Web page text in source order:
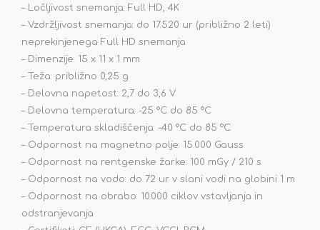
– Ločljivost snemanja: Full HD, 4K
– Vzdržljivost snemanja: do 17.520 ur (približno 2 leti)
neprekinjenega Full HD snemanja
– Dimenzije: 15 x 11 x 1 mm
– Teža: približno 0,25 g
– Delovna napetost: 2,7 do 3,6 V
– Delovna temperatura: -25 °C do 85 °C
– Temperatura skladiščenja: -40 °C do 85 °C
– Odpornost na magnetno polje: 15.000 Gauss
– Odpornost na rentgenske žarke: 100 mGy / 210 s
– Odpornost na vodo: do 72 ur v slani vodi na globini 1 m
– Odpornost na obrabo: 10.000 ciklov vstavljanja in
odstranjevanja